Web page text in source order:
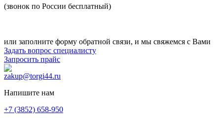
(звонок по России бесплатный)
или заполните форму обратной связи, и мы свяжемся с Вами
Задать вопрос специалисту
Запросить прайс
zakup@torgi44.ru
Напишите нам
+7 (3852) 658-950